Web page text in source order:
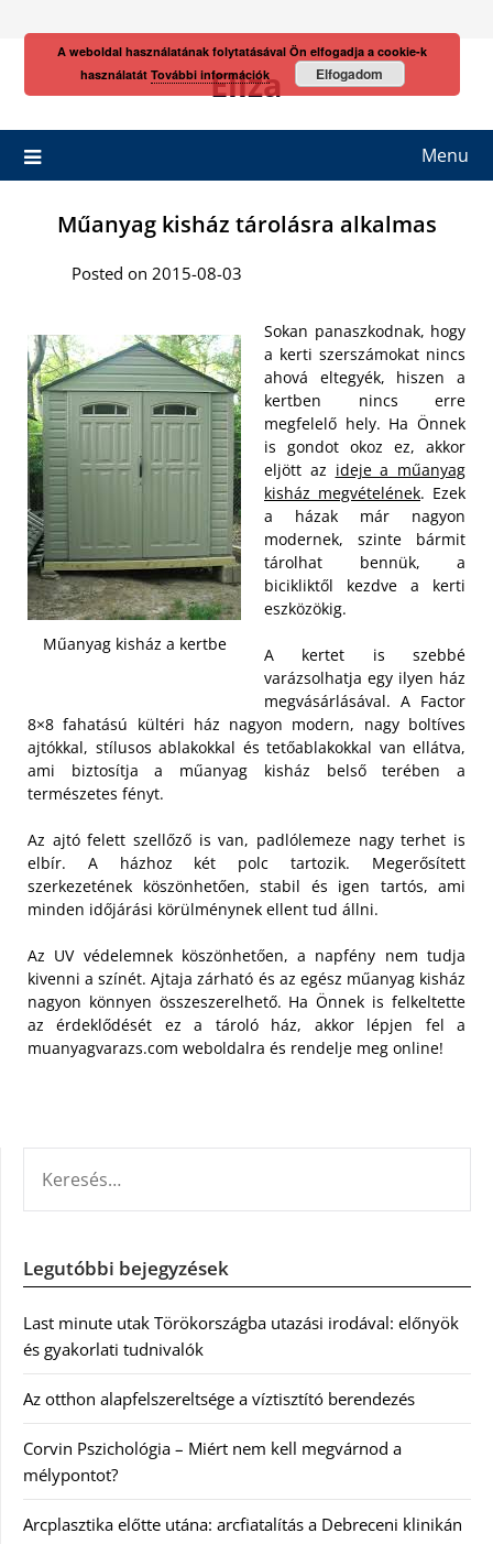
Eliza
Menu
Műanyag kisház tárolásra alkalmas
Posted on 2015-08-03
Műanyag kisház a kertbe
Sokan panaszkodnak, hogy
a kerti szerszámokat nincs
ahová eltegyék, hiszen a
kertben nincs erre
megfelelő hely. Ha Önnek
is gondot okoz ez, akkor
eljött az ideje a műanyag
kisház megvételének. Ezek
a házak már nagyon
modernek, szinte bármit
tárolhat bennük, a
bicikliktől kezdve a kerti
eszközökig.
A kertet is szebbé
varázsolhatja egy ilyen ház
megvásárlásával. A Factor
8×8 fahatású kültéri ház nagyon modern, nagy boltíves
ajtókkal, stílusos ablakokkal és tetőablakokkal van ellátva,
ami biztosítja a műanyag kisház belső terében a
természetes fényt.
Az ajtó felett szellőző is van, padlólemeze nagy terhet is
elbír. A házhoz két polc tartozik. Megerősített
szerkezetének köszönhetően, stabil és igen tartós, ami
minden időjárási körülménynek ellent tud állni.
Az UV védelemnek köszönhetően, a napfény nem tudja
kivenni a színét. Ajtaja zárható és az egész műanyag kisház
nagyon könnyen összeszerelhető. Ha Önnek is felkeltette
az érdeklődését ez a tároló ház, akkor lépjen fel a
muanyagvarazs.com weboldalra és rendelje meg online!
Legutóbbi bejegyzések
Last minute utak Törökországba utazási irodával: előnyök
és gyakorlati tudnivalók
Az otthon alapfelszereltsége a víztisztító berendezés
Corvin Pszichológia – Miért nem kell megvárnod a
mélypontot?
Arcplasztika előtte utána: arcfiatalítás a Debreceni klinikán
A weboldal használatának folytatásával Ön elfogadja a cookie-k
használatát További információk Elfogadom